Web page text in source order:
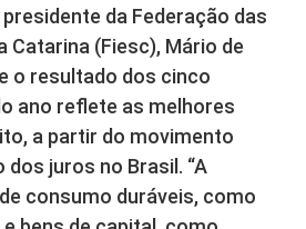
da Federação das
Catarina (Fiesc), Mário de
o resultado dos cinco
ano reflete as melhores
a partir do movimento
dos juros no Brasil. “A
consumo duráveis, como